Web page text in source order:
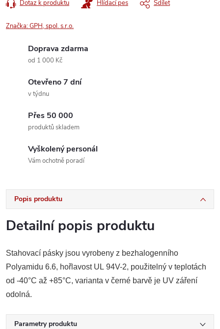
Dotaz k produktu Hlídací pes Sdílet
Značka:GPH, spol. s.r.o.
Doprava zdarma
od 1 000 Kč
Otevřeno 7 dní
v týdnu
Přes 50 000
produktů skladem
Vyškolený personál
Vám ochotně poradí
Popis produktu
Detailní popis produktu
Stahovací pásky jsou vyrobeny z bezhalogenního
Polyamidu 6.6, hořlavost UL 94V-2, použitelný v teplotách
od -40°C až +85°C, varianta v černé barvě je UV záření
odolná.
Parametry produktu